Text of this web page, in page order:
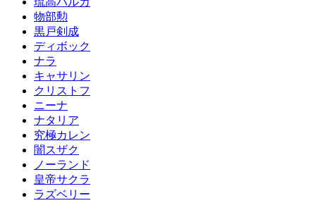
物部勲
黒戸剣成
ディボック
ナラ
キャサリン
クリストフ
ニーナ
ナタリア
究極カレン
闇スザク
ノーランド
皇帝サクラ
ラズベリー